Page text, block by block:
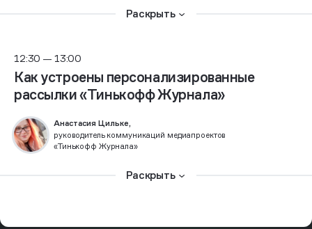
Раскрыть
12:30 — 13:00
Как устроены персонализированные
рассылки «Тинькофф Журнала»
Анастасия Цильке,
руководитель коммуникаций медиапроектов
«Тинькофф Журнала»
Раскрыть